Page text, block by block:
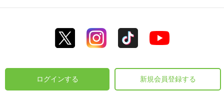
ログインする 新規会員登録する